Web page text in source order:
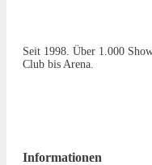
Seit 1998. Über 1.000
Club bis Arena.
Informationen